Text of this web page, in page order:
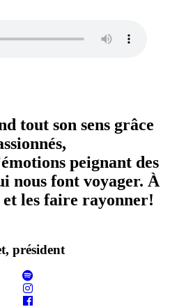
tout son sens grâce
peignant des
nous font voyager. À
et les faire rayonner!
président